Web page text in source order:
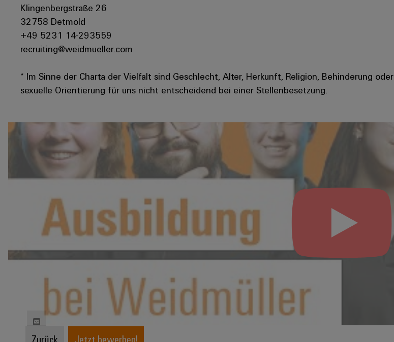
Klingenbergstraße 26
32758 Detmold
+49 5231 14-293559
recruiting@weidmueller.com
* Im Sinne der Charta der Vielfalt sind Geschlecht, Alter, Herkunft, Religion, Behinderung oder
sexuelle Orientierung für uns nicht entscheidend bei einer Stellenbesetzung.
Zurück Jetzt bewerben!